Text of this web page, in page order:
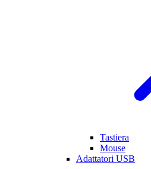
Tastiera
Mouse
Adattatori USB